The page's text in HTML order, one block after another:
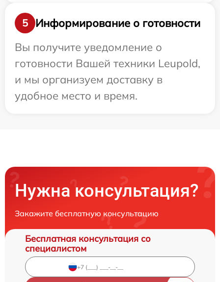
5
Информирование о готовности
Вы получите уведомление о
готовности Вашей техники Leupold,
и мы организуем доставку в
удобное место и время.
Нужна консультация?
Закажите бесплатную консультацию
Бесплатная консультация со
специалистом